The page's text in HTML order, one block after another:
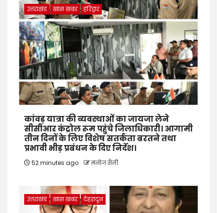
उत्तराखंड खास खबर हरिद्वार
कांवड़ यात्रा की व्यवस्थाओं का जायजा लेने
सीसीआर कंट्रोल रूम पहुंचे जिलाधिकारी। आगामी
तीन दिनों के लिए विशेष सतर्कता बरतने तथा
प्रभावी भीड़ प्रबंधन के दिए निर्देश।
52 minutes ago मनोज सैनी
उत्तराखंड खास खबर देहरादून